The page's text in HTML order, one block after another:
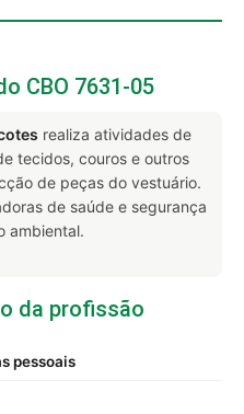
CBO 7631-05
realiza atividades de
tecidos, couros e outros
de peças do vestuário.
de saúde e segurança
ambiental.
da profissão
pessoais